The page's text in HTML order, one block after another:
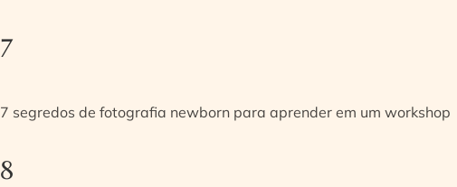
7
7 segredos de fotografia newborn para aprender em um workshop
8